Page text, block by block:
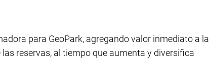
para GeoPark, agregando valor inmediato a la
reservas, al tiempo que aumenta y diversifica